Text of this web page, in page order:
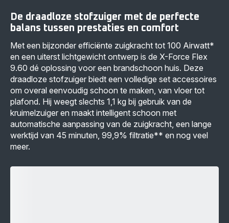
De draadloze stofzuiger met de perfecte
balans tussen prestaties en comfort
Met een bijzonder efficiënte zuigkracht tot 100 Airwatt*
en een uiterst lichtgewicht ontwerp is de X-Force Flex
9.60 dé oplossing voor een brandschoon huis. Deze
draadloze stofzuiger biedt een volledige set accessoires
om overal eenvoudig schoon te maken, van vloer tot
plafond. Hij weegt slechts 1,1 kg bij gebruik van de
kruimelzuiger en maakt intelligent schoon met
automatische aanpassing van de zuigkracht, een lange
werktijd van 45 minuten, 99,9% filtratie** en nog veel
meer.